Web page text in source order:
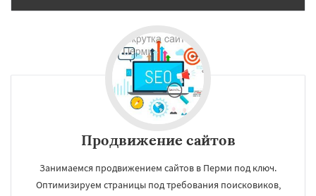
Продвижение сайтов
Занимаемся продвижением сайтов в Перми под ключ.
Оптимизируем страницы под требования поисковиков,